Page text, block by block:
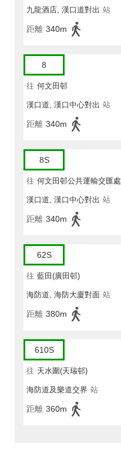
九龍酒店, 漢口道對出 站
距離 340m
8
往 何文田邨
漢口道, 漢口中心對出 站
距離 340m
8S
往 何文田邨公共運輸交匯處
漢口道, 漢口中心對出 站
距離 340m
62S
往 藍田(廣田邨)
海防道, 海防大廈對面 站
距離 380m
610S
往 天水圍(天瑞邨)
海防道及樂道交界 站
距離 360m